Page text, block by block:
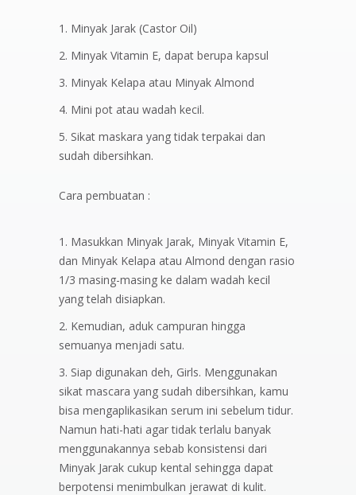
Minyak Jarak (Castor Oil)
Minyak Vitamin E, dapat berupa kapsul
Minyak Kelapa atau Minyak Almond
Mini pot atau wadah kecil.
Sikat maskara yang tidak terpakai dan
sudah dibersihkan.
Cara pembuatan :
Masukkan Minyak Jarak, Minyak Vitamin E,
dan Minyak Kelapa atau Almond dengan rasio
1/3 masing-masing ke dalam wadah kecil
yang telah disiapkan.
Kemudian, aduk campuran hingga
semuanya menjadi satu.
Siap digunakan deh, Girls. Menggunakan
sikat mascara yang sudah dibersihkan, kamu
bisa mengaplikasikan serum ini sebelum tidur.
Namun hati-hati agar tidak terlalu banyak
menggunakannya sebab konsistensi dari
Minyak Jarak cukup kental sehingga dapat
berpotensi menimbulkan jerawat di kulit.